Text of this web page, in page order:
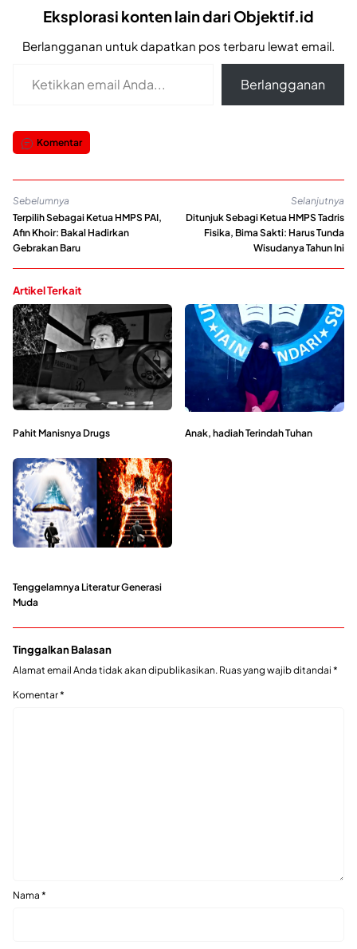
Eksplorasi konten lain dari Objektif.id
Berlangganan untuk dapatkan pos terbaru lewat email.
Berlangganan
Komentar
Sebelumnya
Terpilih Sebagai Ketua HMPS PAI,
Afin Khoir: Bakal Hadirkan
Gebrakan Baru
Selanjutnya
Ditunjuk Sebagi Ketua HMPS Tadris
Fisika, Bima Sakti: Harus Tunda
Wisudanya Tahun Ini
Artikel Terkait
Pahit Manisnya Drugs Anak, hadiah Terindah Tuhan
Tenggelamnya Literatur Generasi
Muda
Tinggalkan Balasan
Alamat email Anda tidak akan dipublikasikan. Ruas yang wajib ditandai *
Komentar*
Nama *